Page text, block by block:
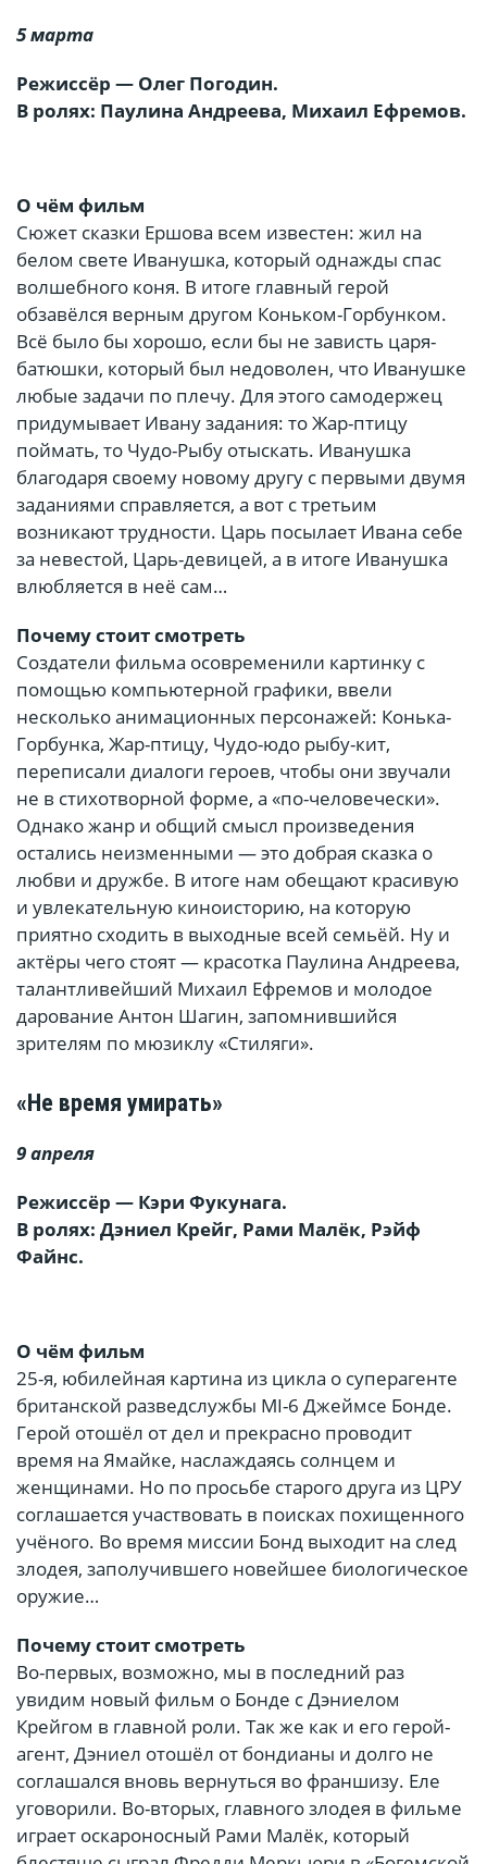
5 марта
Режиссёр — Олег Погодин.
В ролях: Паулина Андреева, Михаил Ефремов.
О чём фильм
Сюжет сказки Ершова всем известен: жил на
белом свете Иванушка, который однажды спас
волшебного коня. В итоге главный герой
обзавёлся верным другом Коньком-Горбунком.
Всё было бы хорошо, если бы не зависть царя-
батюшки, который был недоволен, что Иванушке
любые задачи по плечу. Для этого самодержец
придумывает Ивану задания: то Жар-птицу
поймать, то Чудо-Рыбу отыскать. Иванушка
благодаря своему новому другу с первыми двумя
заданиями справляется, а вот с третьим
возникают трудности. Царь посылает Ивана себе
за невестой, Царь-девицей, а в итоге Иванушка
влюбляется в неё сам…
Почему стоит смотреть
Создатели фильма осовременили картинку с
помощью компьютерной графики, ввели
несколько анимационных персонажей: Конька-
Горбунка, Жар-птицу, Чудо-юдо рыбу-кит,
переписали диалоги героев, чтобы они звучали
не в стихотворной форме, а «по-человечески».
Однако жанр и общий смысл произведения
остались неизменными — это добрая сказка о
любви и дружбе. В итоге нам обещают красивую
и увлекательную киноисторию, на которую
приятно сходить в выходные всей семьёй. Ну и
актёры чего стоят — красотка Паулина Андреева,
талантливейший Михаил Ефремов и молодое
дарование Антон Шагин, запомнившийся
зрителям по мюзиклу «Стиляги».
«Не время умирать»
9 апреля
Режиссёр — Кэри Фукунага.
В ролях: Дэниел Крейг, Рами Малёк, Рэйф
Файнс.
О чём фильм
25-я, юбилейная картина из цикла о суперагенте
британской разведслужбы MI-6 Джеймсе Бонде.
Герой отошёл от дел и прекрасно проводит
время на Ямайке, наслаждаясь солнцем и
женщинами. Но по просьбе старого друга из ЦРУ
соглашается участвовать в поисках похищенного
учёного. Во время миссии Бонд выходит на след
злодея, заполучившего новейшее биологическое
оружие…
Почему стоит смотреть
Во-первых, возможно, мы в последний раз
увидим новый фильм о Бонде с Дэниелом
Крейгом в главной роли. Так же как и его герой-
агент, Дэниел отошёл от бондианы и долго не
соглашался вновь вернуться во франшизу. Еле
уговорили. Во-вторых, главного злодея в фильме
играет оскароносный Рами Малёк, который